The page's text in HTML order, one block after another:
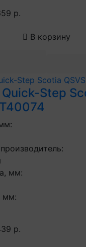
р.
В корзину
Step
мм:
мм:
р.